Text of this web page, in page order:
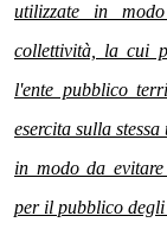
utilizzate in
collettività, la cui
l'ente pubblico
esercita sulla
in modo da
per il pubblico